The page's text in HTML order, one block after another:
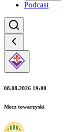
Podcast
08.08.2026 19:00
Mecz towarzyski